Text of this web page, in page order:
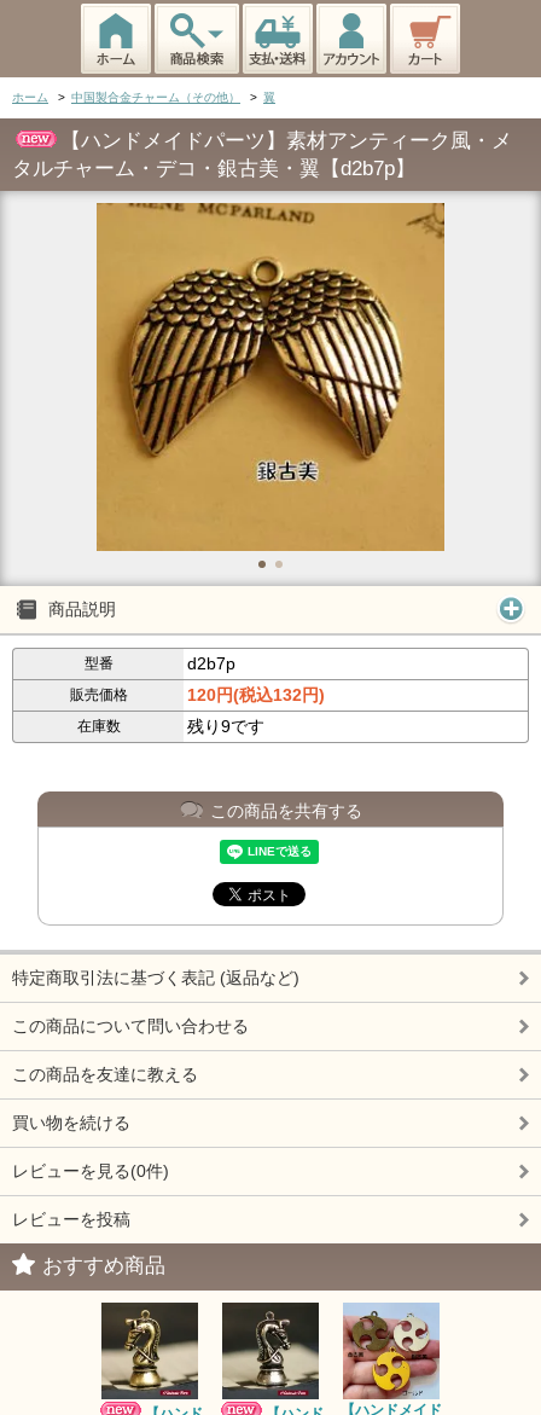
ホーム > 中国製合金チャーム（その他） > 翼
【ハンドメイドパーツ】素材アンティーク風・メ
タルチャーム・デコ・銀古美・翼【d2b7p】
商品説明
型番 d2b7p
販売価格 120円(税込132円)
在庫数 残り9です
この商品を共有する
特定商取引法に基づく表記 (返品など)
この商品について問い合わせる
この商品を友達に教える
買い物を続ける
レビューを見る(0件)
レビューを投稿
おすすめ商品
【ハンドメイド